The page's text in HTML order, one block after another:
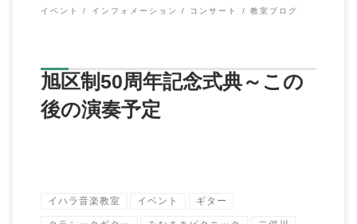
イベント インフォメーション コンサート 教室ブログ
旭区制50周年記念式典～この
後の演奏予定
イハラ音楽教室 イベント ギター